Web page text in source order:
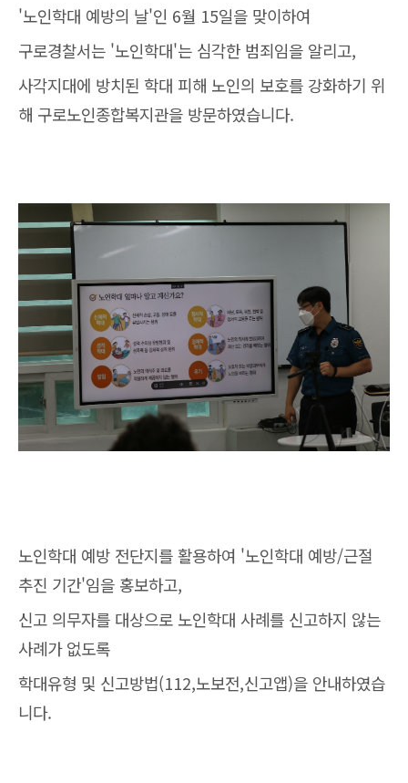
'노인학대 예방의 날'인 6월 15일을 맞이하여
구로경찰서는 '노인학대'는 심각한 범죄임을 알리고,
사각지대에 방치된 학대 피해 노인의 보호를 강화하기 위
해 구로노인종합복지관을 방문하였습니다.
노인학대 예방 전단지를 활용하여 '노인학대 예방/근절
추진 기간'임을 홍보하고,
신고 의무자를 대상으로 노인학대 사례를 신고하지 않는
사례가 없도록
학대유형 및 신고방법(112,노보전,신고앱)을 안내하였습
니다.